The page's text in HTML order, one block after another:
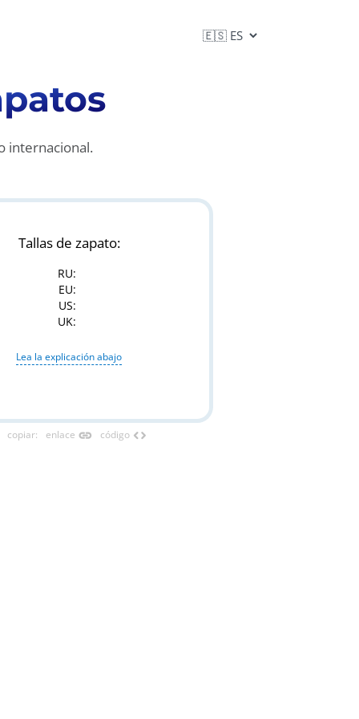
internacional.
Tallas de zapato:
RU:
EU:
US:
UK:
Lea la explicación abajo
copiar: enlace link código code